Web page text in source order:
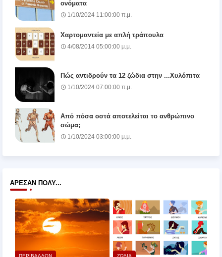
ονόματα
1/10/2024 11:00:00 π.μ.
Χαρτομαντεία με απλή τράπουλα
4/08/2014 05:00:00 μ.μ.
Πώς αντιδρούν τα 12 ζώδια στην ...Χυλόπιτα
1/10/2024 07:00:00 π.μ.
Από πόσα οστά αποτελείται το ανθρώπινο
σώμα;
1/10/2024 03:00:00 μ.μ.
ΆΡΕΣΑΝ ΠΟΛΎ...
ΠΕΡΙΒΑΛΛΟΝ ΖΩΔΙΑ